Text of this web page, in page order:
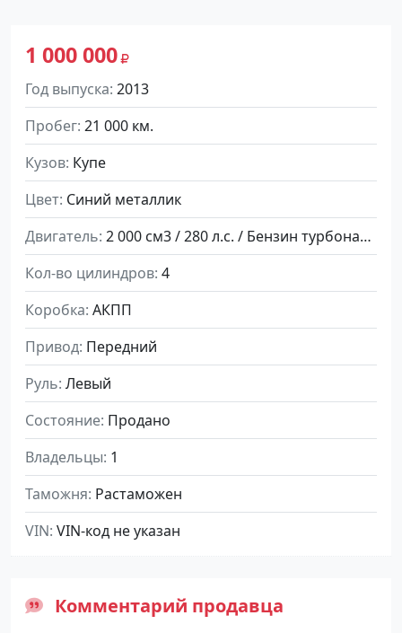
1 000 000
Год выпуска 2013
Пробег 21 000 км.
Кузов Купе
Цвет Синий металлик
Двигатель
2 000 см3 / 280 л.с. / Бензин турбонаддув
Кол-во цилиндров 4
Коробка АКПП
Привод Передний
Руль Левый
Состояние Продано
Владельцы 1
Таможня Растаможен
VIN VIN-код не указан
Комментарий продавца